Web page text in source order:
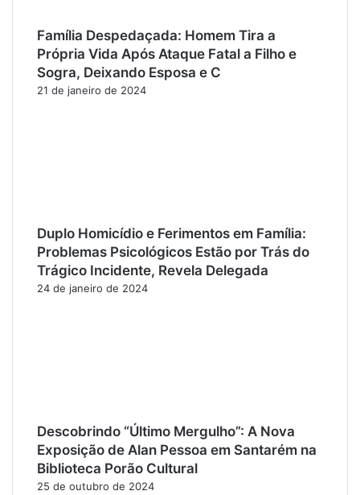
Família Despedaçada: Homem Tira a
Própria Vida Após Ataque Fatal a Filho e
Sogra, Deixando Esposa e C
21 de janeiro de 2024
Duplo Homicídio e Ferimentos em Família:
Problemas Psicológicos Estão por Trás do
Trágico Incidente, Revela Delegada
24 de janeiro de 2024
Descobrindo “Último Mergulho”: A Nova
Exposição de Alan Pessoa em Santarém na
Biblioteca Porão Cultural
25 de outubro de 2024